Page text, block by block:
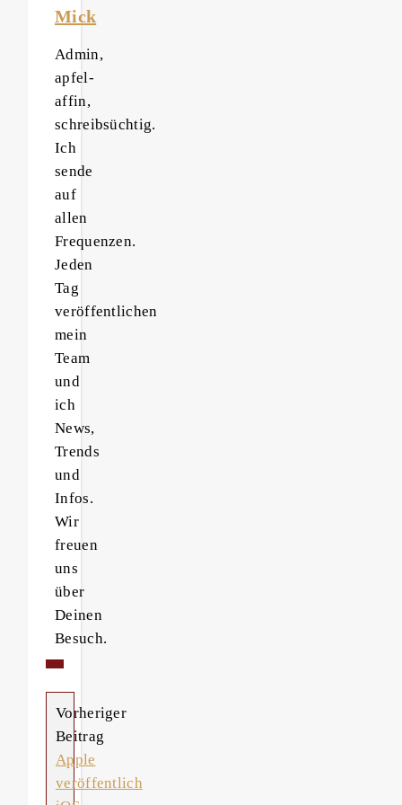
Mick
Admin,
apfel-
affin,
schreibsüchtig.
Ich
sende
auf
allen
Frequenzen.
Jeden
Tag
veröffentlichen
mein
Team
und
ich
News,
Trends
und
Infos.
Wir
freuen
uns
über
Deinen
Besuch.
Vorheriger
Beitrag
Apple
veröffentlich